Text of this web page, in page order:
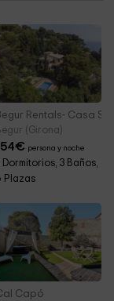
Rentals- Casa
(Girona)
€ persona y noche
Dormitorios, 3 Baños,
Plazas
Capó